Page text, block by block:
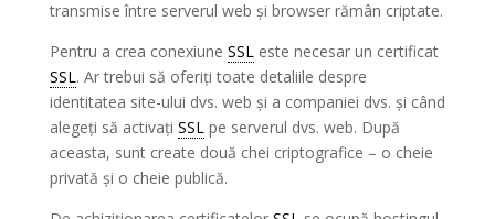
transmise între serverul web și browser rămân criptate.
Pentru a crea conexiune SSLeste necesar un certificat
SSL. Ar trebui să oferiți toate detaliile despre
identitatea site-ului dvs. web și a companiei dvs. și când
alegeți să activați SSLpe serverul dvs. web. După
aceasta, sunt create două chei criptografice – o cheie
privată și o cheie publică.